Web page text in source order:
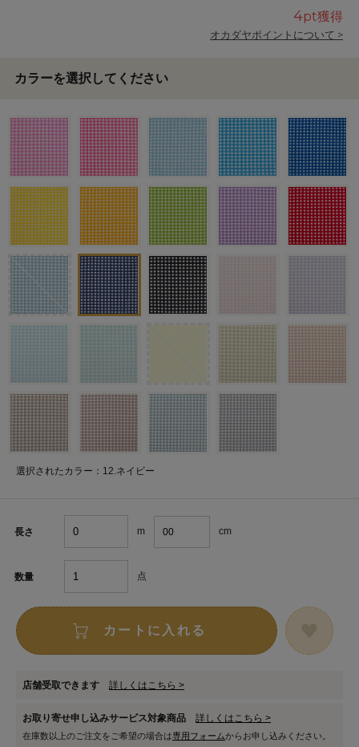
4pt獲得
オカダヤポイントについて >
カラーを選択してください
選択されたカラー：12.ネイビー
長さ m cm
数量 点
カートに入れる
店舗受取できます 詳しくはこちら >
お取り寄せ申し込みサービス対象商品 詳しくはこちら >
在庫数以上のご注文をご希望の場合は専用フォームからお申し込みください。